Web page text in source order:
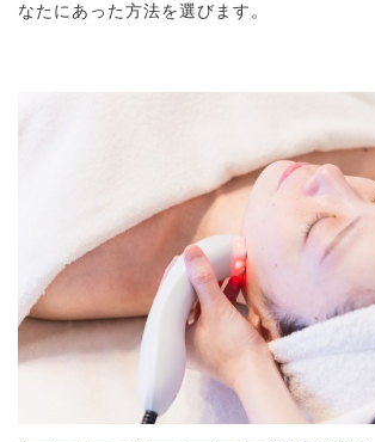
なたにあった方法を選びます。